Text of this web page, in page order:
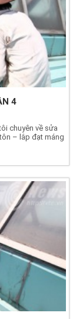
4
chuyên về sửa
– lắp đạt máng